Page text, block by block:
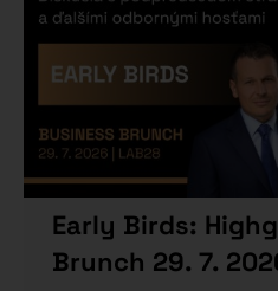
Early Birds:
Brunch 29. 7.